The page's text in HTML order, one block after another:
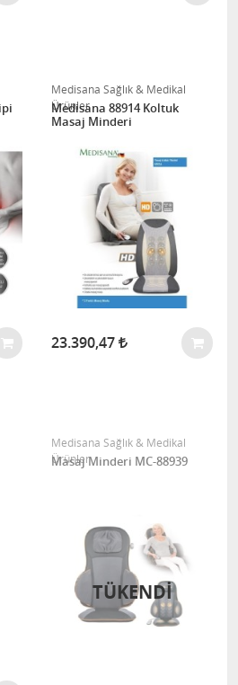
Medisana Sağlık & Medikal
Ürünler
Medisana 88914 Koltuk
Masaj Minderi
23.390,47
Medisana Sağlık & Medikal
Ürünler
Masaj Minderi MC-88939
TÜKENDİ